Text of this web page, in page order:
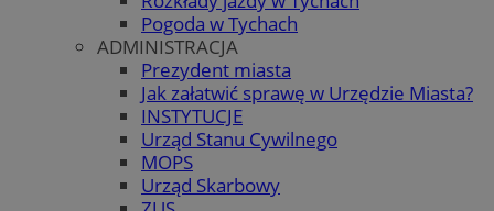
Pogoda w Tychach
ADMINISTRACJA
Prezydent miasta
Jak załatwić sprawę w Urzędzie Miasta?
INSTYTUCJE
Urząd Stanu Cywilnego
MOPS
Urząd Skarbowy